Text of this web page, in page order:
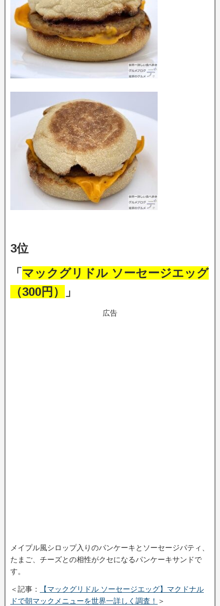
3位
「 マックグリドル ソーセージエッグ
（300円）
」
広告
メイプル風シロップ入りのパンケーキとソーセージパティ、
たまご、チーズとの相性がクセになるパンケーキサンドで
す。
＜記事：
【マックグリドル ソーセージエッグ】マクドナル
ドで朝マックメニューを世界一詳しく調査！ ＞